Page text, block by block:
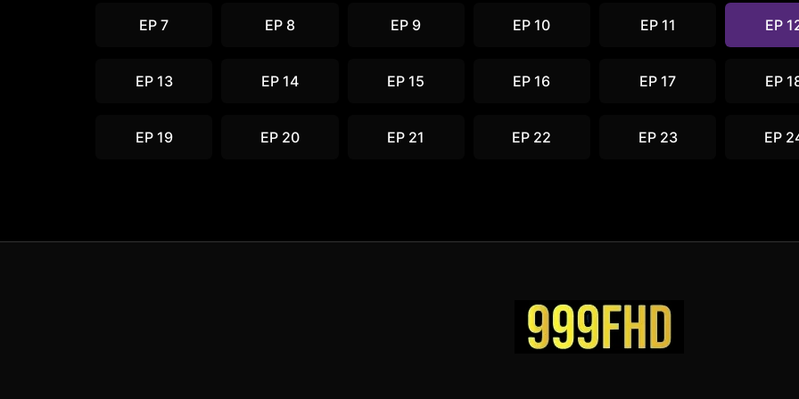
EP 7 EP 8 EP 9 EP 10 EP 11 EP
EP 13 EP 14 EP 15 EP 16 EP 17 EP
EP 19 EP 20 EP 21 EP 22 EP 23 EP